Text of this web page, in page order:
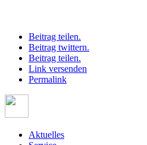
Beitrag teilen.
Beitrag twittern.
Beitrag teilen.
Link versenden
Permalink
Aktuelles